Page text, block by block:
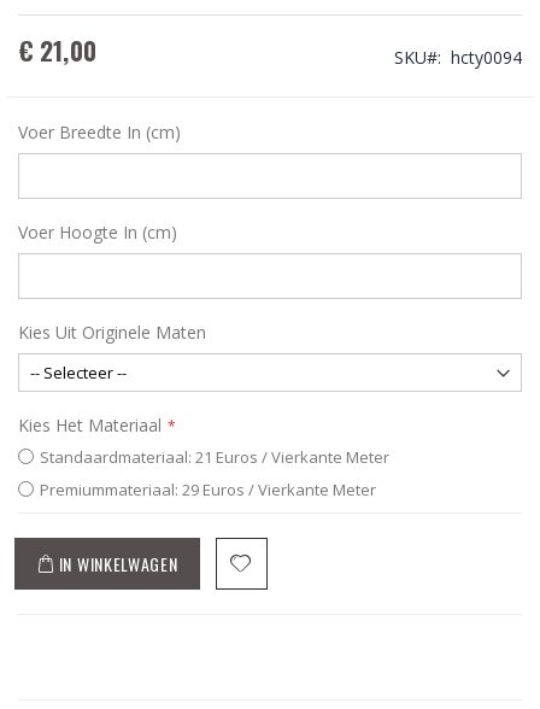
€ 21,00 SKU hcty0094
Voer Breedte In (cm)
Voer Hoogte In (cm)
Kies Uit Originele Maten
Kies Het Materiaal
Standaardmateriaal: 21 Euros / Vierkante Meter
Premiummateriaal: 29 Euros / Vierkante Meter
IN WINKELWAGEN